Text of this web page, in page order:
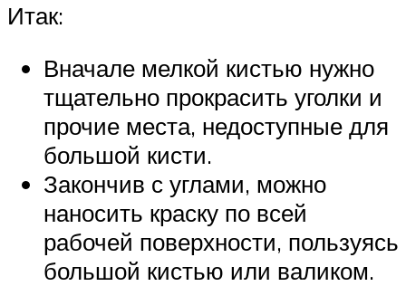
Итак:
Вначале мелкой кистью нужно
тщательно прокрасить уголки и
прочие места, недоступные для
большой кисти.
Закончив с углами, можно
наносить краску по всей
рабочей поверхности, пользуясь
большой кистью или валиком.